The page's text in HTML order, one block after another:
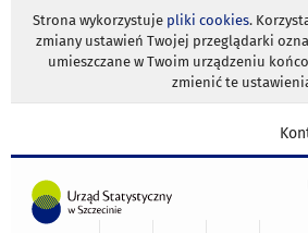
Strona wykorzystuje pliki cookies.
zmiany ustawień Twojej przeglądarki
umieszczane w Twoim urządzeniu
zmienić te